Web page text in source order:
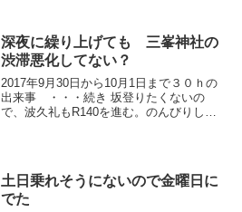
した。4:10起床フルグラ食べて、4:52に
出る。...
深夜に繰り上げても 三峯神社の
渋滞悪化してない？
2017年9月30日から10月1日まで３０ｈの
出来事 ・・・続き 坂登りたくないの
で、波久礼もR140を進む。のんびりして
土日乗れそうにないので金曜日に
でた